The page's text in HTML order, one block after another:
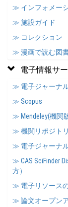
≫ インフォメー
≫ 施設ガイド
≫ コレクション
≫ 漫画で読む図
電子情報サ
≫ 電子ジャーナ
≫ Scopus
≫ Mendeley(機関
≫ 機関リポジトリ
≫ 電子ジャーナ
≫ CAS SciFinder
方）
≫ 電子リソース
≫ 論文オープン